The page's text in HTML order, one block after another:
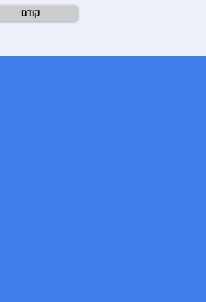
קודם